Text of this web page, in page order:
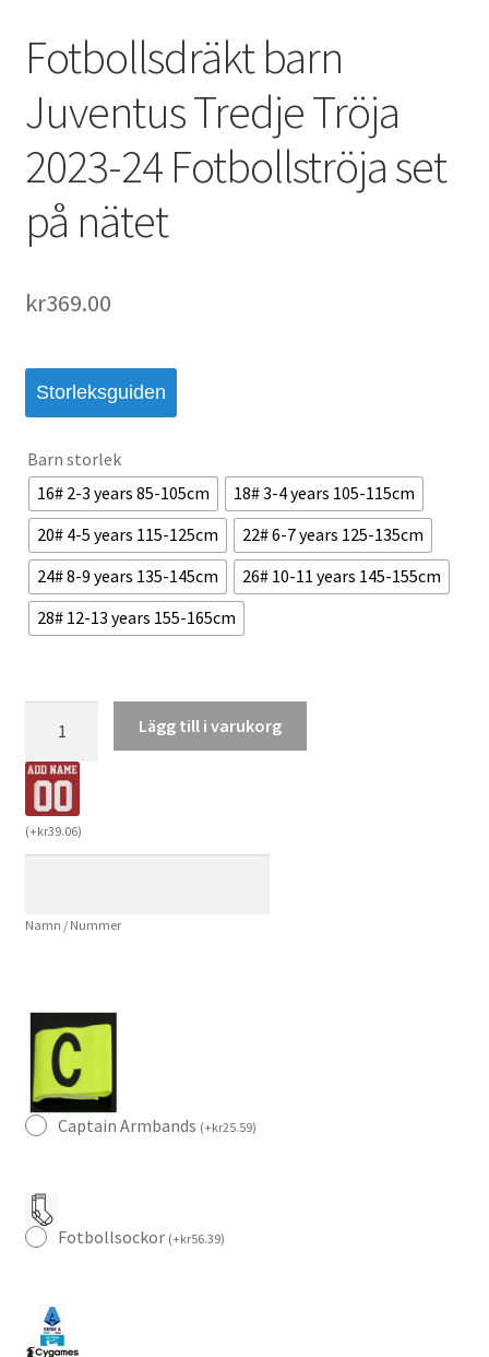
Fotbollsdräkt barn
Juventus Tredje Tröja
2023-24 Fotbollströja set
på nätet
kr369.00
Storleksguiden
Barn storlek
16# 2-3 years 85-105cm
18# 3-4 years 105-115cm
20# 4-5 years 115-125cm
22# 6-7 years 125-135cm
24# 8-9 years 135-145cm
26# 10-11 years 145-155cm
28# 12-13 years 155-165cm
Juventus
Tredje
Tröja
2023-
set
mängd
Lägg till i varukorg
(+kr39.06)
Namn / Nummer
Captain Armbands (+kr25.59)
Fotbollsockor (+kr56.39)